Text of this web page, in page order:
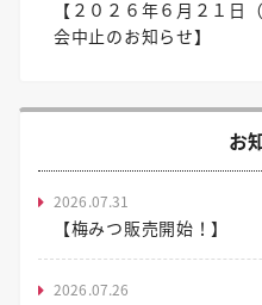
【２０２６年６月２１日
会中止のお知らせ】
お
2026.07.31
【梅みつ販売開始！】
2026.07.26